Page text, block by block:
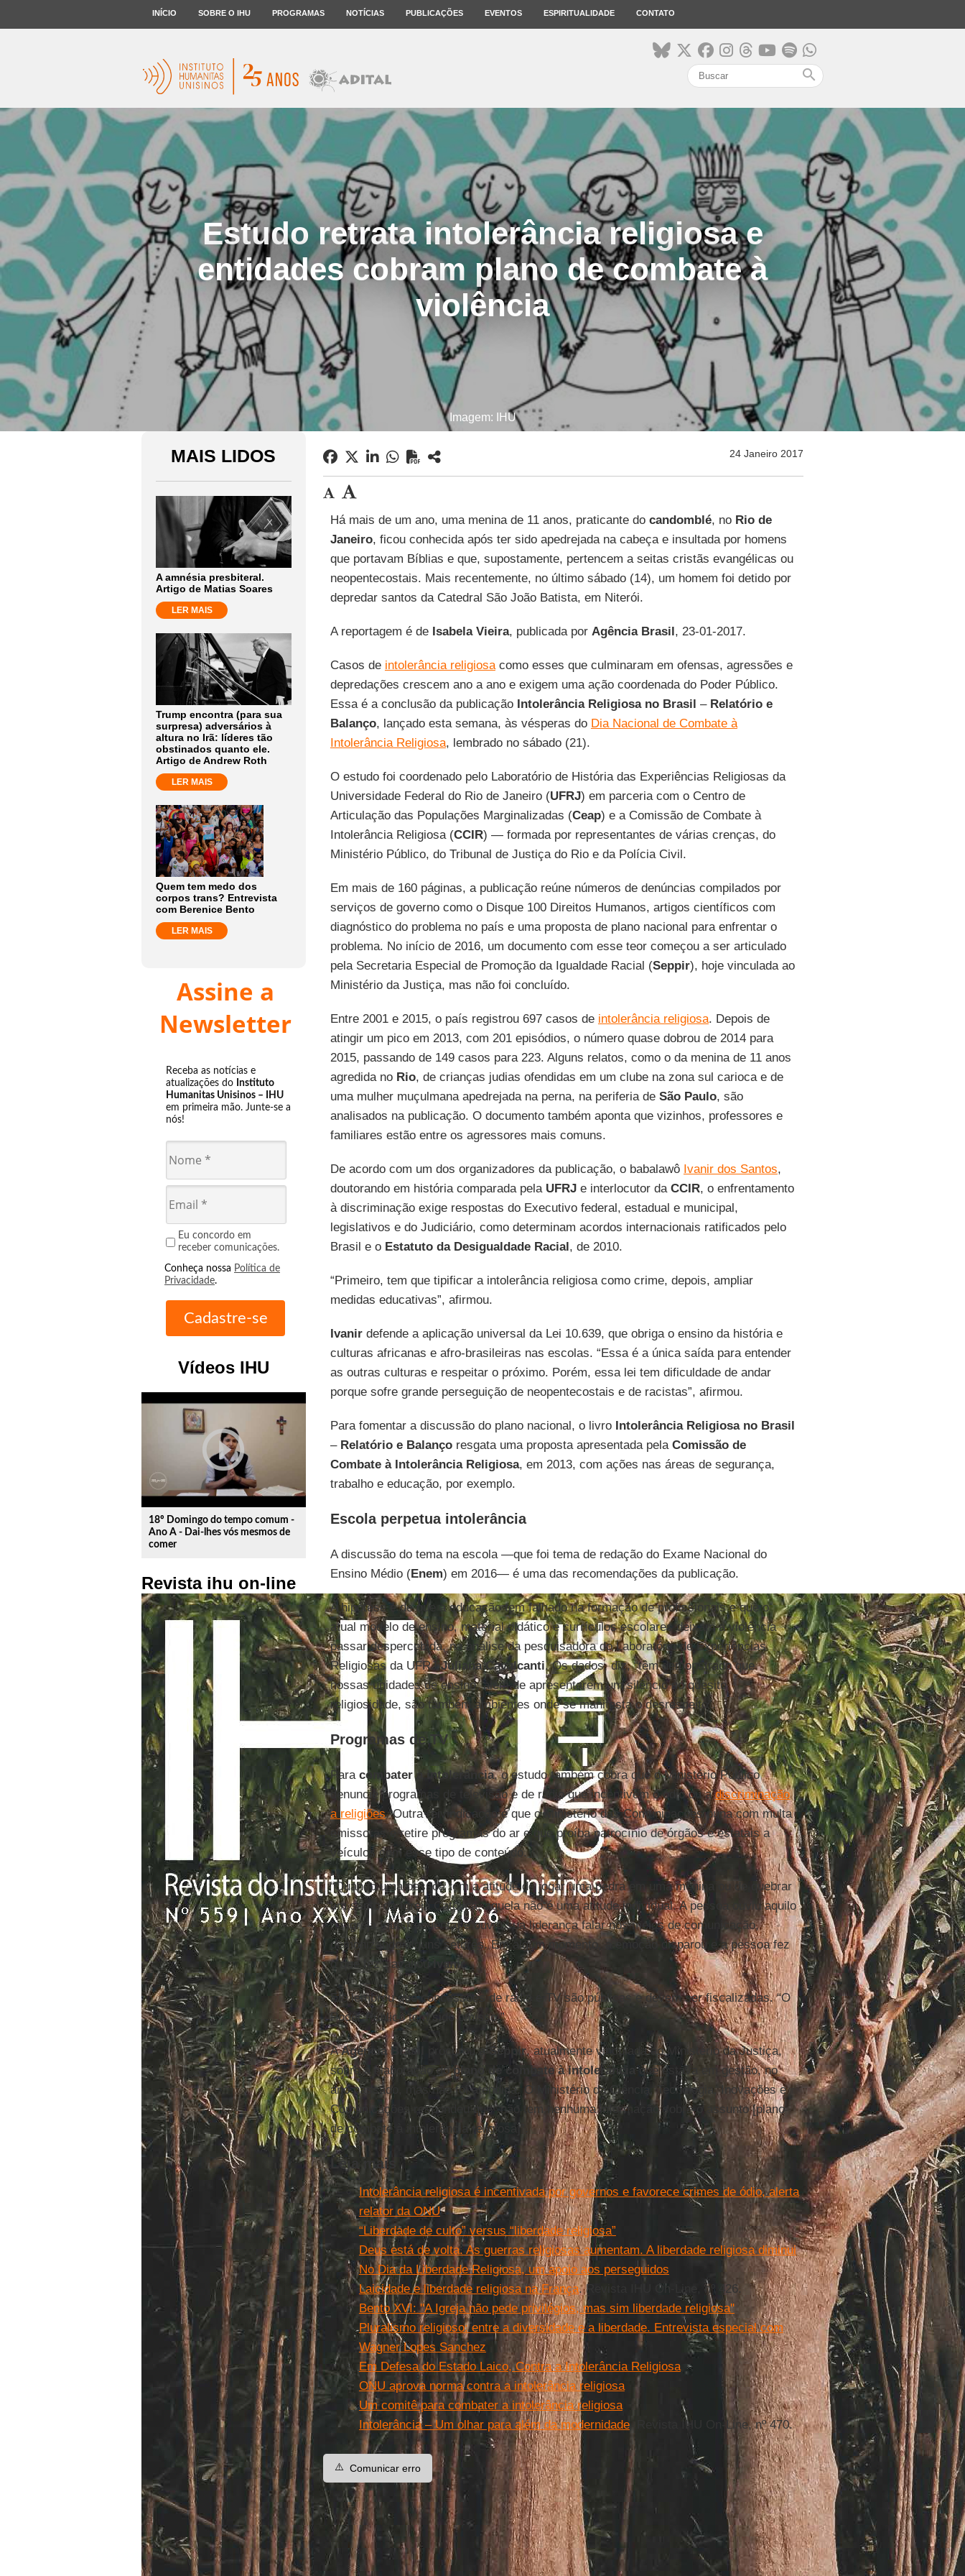
INÍCIO SOBRE O IHU PROGRAMAS NOTÍCIAS PUBLICAÇÕES EVENTOS ESPIRITUALIDADE CONTATO
search
Estudo retrata intolerância religiosa e
entidades cobram plano de combate à
violência
Imagem: IHU
MAIS LIDOS
A amnésia presbiteral.
Artigo de Matias Soares
LER MAIS
Trump encontra (para sua
surpresa) adversários à
altura no Irã: líderes tão
obstinados quanto ele.
Artigo de Andrew Roth
LER MAIS
Quem tem medo dos
corpos trans? Entrevista
com Berenice Bento
LER MAIS
Assine a
Newsletter
Receba as notícias e
atualizações do Instituto
Humanitas Unisinos – IHU
em primeira mão. Junte-se a
nós!
Eu concordo em
receber comunicações.
Conheça nossa Política de
Privacidade.
Vídeos IHU
play_circle_outline
18º Domingo do tempo comum -
Ano A - Dai-lhes vós mesmos de
comer
Revista ihu on-line
24 Janeiro 2017
Há mais de um ano, uma menina de 11 anos, praticante do candomblé, no Rio de
Janeiro, ficou conhecida após ter sido apedrejada na cabeça e insultada por homens
que portavam Bíblias e que, supostamente, pertencem a seitas cristãs evangélicas ou
neopentecostais. Mais recentemente, no último sábado (14), um homem foi detido por
depredar santos da Catedral São João Batista, em Niterói.
A reportagem é de Isabela Vieira, publicada por Agência Brasil, 23-01-2017.
Casos de intolerância religiosacomo esses que culminaram em ofensas, agressões e
depredações crescem ano a ano e exigem uma ação coordenada do Poder Público.
Essa é a conclusão da publicação Intolerância Religiosa no Brasil – Relatório e
Balanço, lançado esta semana, às vésperas do Dia Nacional de Combate à
Intolerância Religiosa, lembrado no sábado (21).
O estudo foi coordenado pelo Laboratório de História das Experiências Religiosas da
Universidade Federal do Rio de Janeiro (UFRJ) em parceria com o Centro de
Articulação das Populações Marginalizadas (Ceap) e a Comissão de Combate à
Intolerância Religiosa (CCIR) — formada por representantes de várias crenças, do
Ministério Público, do Tribunal de Justiça do Rio e da Polícia Civil.
Em mais de 160 páginas, a publicação reúne números de denúncias compilados por
serviços de governo como o Disque 100 Direitos Humanos, artigos científicos com
diagnóstico do problema no país e uma proposta de plano nacional para enfrentar o
problema. No início de 2016, um documento com esse teor começou a ser articulado
pela Secretaria Especial de Promoção da Igualdade Racial (Seppir), hoje vinculada ao
Ministério da Justiça, mas não foi concluído.
Entre 2001 e 2015, o país registrou 697 casos de intolerância religiosa. Depois de
atingir um pico em 2013, com 201 episódios, o número quase dobrou de 2014 para
2015, passando de 149 casos para 223. Alguns relatos, como o da menina de 11 anos
agredida no Rio, de crianças judias ofendidas em um clube na zona sul carioca e de
uma mulher muçulmana apedrejada na perna, na periferia de São Paulo, são
analisados na publicação. O documento também aponta que vizinhos, professores e
familiares estão entre os agressores mais comuns.
De acordo com um dos organizadores da publicação, o babalawô Ivanir dos Santos,
doutorando em história comparada pela UFRJe interlocutor da CCIR, o enfrentamento
à discriminação exige respostas do Executivo federal, estadual e municipal,
legislativos e do Judiciário, como determinam acordos internacionais ratificados pelo
Brasil e o Estatuto da Desigualdade Racial, de 2010.
“Primeiro, tem que tipificar a intolerância religiosa como crime, depois, ampliar
medidas educativas”, afirmou.
Ivanirdefende a aplicação universal da Lei 10.639, que obriga o ensino da história e
culturas africanas e afro-brasileiras nas escolas. “Essa é a única saída para entender
as outras culturas e respeitar o próximo. Porém, essa lei tem dificuldade de andar
porque sofre grande perseguição de neopentecostais e de racistas”, afirmou.
Para fomentar a discussão do plano nacional, o livro Intolerância Religiosa no Brasil
– Relatório e Balançoresgata uma proposta apresentada pela Comissão de
Combate à Intolerância Religiosa, em 2013, com ações nas áreas de segurança,
trabalho e educação, por exemplo.
Escola perpetua intolerância
A discussão do tema na escola —que foi tema de redação do Exame Nacional do
Ensino Médio (Enem) em 2016— é uma das recomendações da publicação.
A hipótese é de que a educação tem falhado na formação de profissionais e que o
atual modelo de ensino, material didático e currículos escolares deixam a violência
passar despercebida, na análise da pesquisadora do Laboratório de Experiências
Religiosas da UFRJJuliana Cavalcanti. Os dados, diz, “têm demonstrado que
nossas unidades de ensino, além de apresentarem um silêncio no quesito
religiosidade, são também ambientes onde se manifesta o desrespeito”.
Programas de TV
Para combater a intolerância, o estudo também cobra que o Ministério Público
denuncie programas de televisão e de rádio que incentivem o ódio ou adiscriminação
a religiões. Outra reivindicação é que o Ministério das Comunicações puna com multa
emissoras e retire programas do ar e que proíba patrocínio de órgãos e estatais a
veículos com esse tipo de conteúdo.
“Quando uma pessoa tem a atitude de jogar uma pedra em uma menina ou de quebrar
um santo da Igreja Católica, aquela não é uma atitude individual. A pessoa ouviu aquilo
na igreja [que frequenta] e ouviu sua liderança falar nos meios de comunicação,
demonizando alguns setores. Em algum momento, a emoção disparou e a pessoa fez
o que fez”, avaliou Ivanir.
Ele lembrou que concessões de rádio e TV são públicas e devem ser fiscalizadas. “O
Poder Público tem sido omisso.”
AAgência Brasil procurou aSeppir, atualmente vinculada ao Ministério da Justiça,
sobre a elaboração doplano de combate à intolerância
que estava em gestão, no
ano passado, mas não foi atendida. O Ministério da Ciência, Tecnologia, Inovações e
Comunicações respondeu que “não tem nenhuma informação sobre o assunto [plano
de combate à intolerância religiosa]”.
Leia mais
Intolerância religiosa é incentivada por governos e favorece crimes de ódio, alerta
relator da ONU
“Liberdade de culto” versus “liberdade religiosa”
Deus está de volta. As guerras religiosas aumentam. A liberdade religiosa diminui
No Dia da Liberdade Religiosa, um apoio aos perseguidos
Laicidade e liberdade religiosa na França. Revista IHU On-Line, nº 426.
Bento XVI: ''A Igreja não pede privilégios, mas sim liberdade religiosa''
Pluralismo religioso: entre a diversidade e a liberdade. Entrevista especial com
Wagner Lopes Sanchez
Em Defesa do Estado Laico, Contra a Intolerância Religiosa
ONU aprova norma contra a intolerância religiosa
Um comitê para combater a intolerância religiosa
Intolerância – Um olhar para além da modernidade. Revista IHU On-Line, nº 470.
⚠️ Comunicar erro